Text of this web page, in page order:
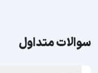
سوالات متداول